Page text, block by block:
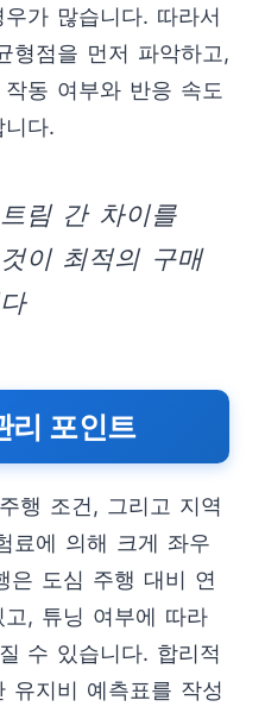
가 많습니다. 따라서
형점을 먼저 파악하고,
동 여부와 반응 속도
다.
림 간 차이를
이 최적의 구매
리 포인트
행 조건, 그리고 지역
료에 의해 크게 좌우
은 도심 주행 대비 연
, 튜닝 여부에 따라
수 있습니다. 합리적
유지비 예측표를 작성